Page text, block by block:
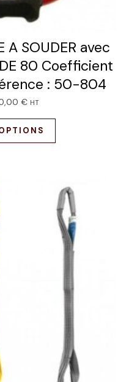
A SOUDER avec
80 Coefficient
: 50-804
€ HT